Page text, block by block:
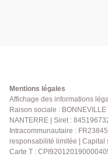
Mentions légales
Affichage des informations
Raison sociale :
NANTERRE | Siret :
Intracommunautaire :
responsabilité limitée | Capital
Carte T :